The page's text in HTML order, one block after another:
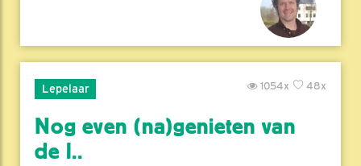
Lepelaar 48x
1054x
Nog even (na)genieten van
de l..